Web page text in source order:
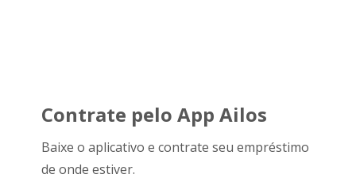
Contrate pelo App Ailos
Baixe o aplicativo e contrate seu empréstimo
de onde estiver.